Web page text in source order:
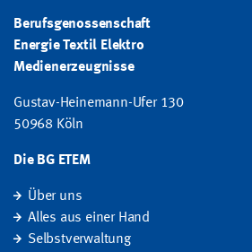
Berufsgenossenschaft
Energie Textil Elektro
Medienerzeugnisse
Gustav-Heinemann-Ufer 130
50968 Köln
Die BG ETEM
Über uns
Alles aus einer Hand
Selbstverwaltung